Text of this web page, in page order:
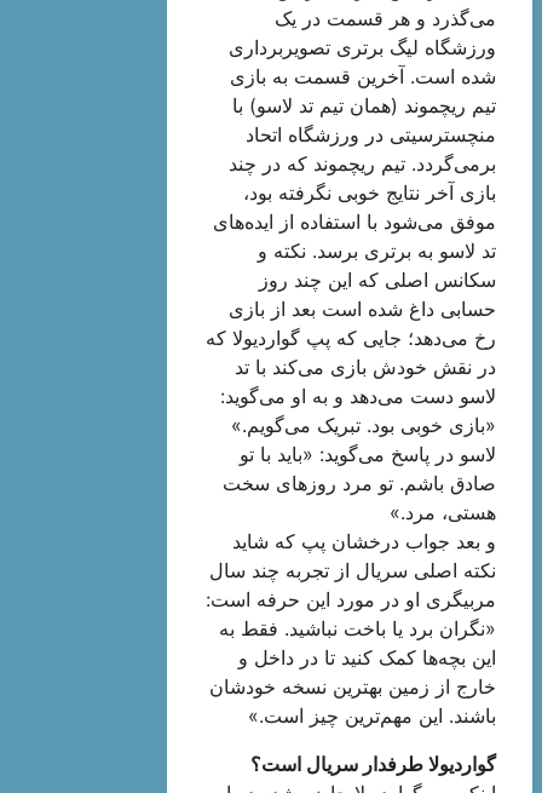
می‌گذرد و هر قسمت در یک
ورزشگاه لیگ برتری تصویربرداری
شده است. آخرین قسمت به بازی
تیم ریچموند (همان تیم تد لاسو) با
منچسترسیتی در ورزشگاه اتحاد
برمی‌گردد. تیم ریچموند که در چند
بازی آخر نتایج خوبی نگرفته بود،
موفق می‌شود با استفاده از ایده‌های
تد لاسو به برتری برسد. نکته و
سکانس اصلی که این چند روز
حسابی داغ شده است بعد از بازی
رخ می‌دهد؛ جایی که پپ گواردیولا که
در نقش خودش بازی می‌کند با تد
لاسو دست می‌دهد و به او می‌گوید:
«بازی خوبی بود. تبریک می‌گویم.»
لاسو در پاسخ می‌گوید: «باید با تو
صادق باشم. تو مرد روزهای سخت
هستی، مرد.»
و بعد جواب درخشان پپ که شاید
نکته اصلی سریال از تجربه چند سال
مربیگری او در مورد این حرفه است:
«نگران برد یا باخت نباشید. فقط به
این بچه‌ها کمک کنید تا در داخل و
خارج از زمین بهترین نسخه خودشان
باشند. این مهم‌ترین چیز است.»
گواردیولا طرفدار سریال است؟